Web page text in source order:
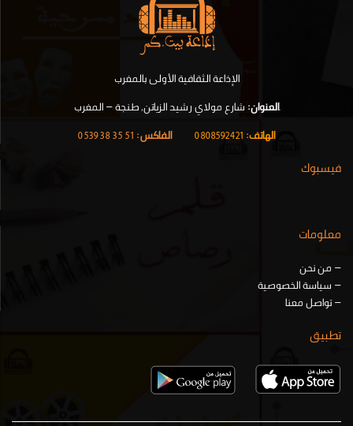
الإذاعة الثقافية الأولى بالمغرب
.العنوان:شارع مولاي رشيد الزياتن, طنجة – المغرب
الهاتف:
الفاكس:
فيسبوك
معلومات
–من نحن
–سياسة الخصوصية
–تواصل معنا
تطبيق